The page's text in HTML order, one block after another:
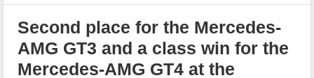
Second place for the Mercedes-
AMG GT3 and a class win for the
Mercedes-AMG GT4 at the